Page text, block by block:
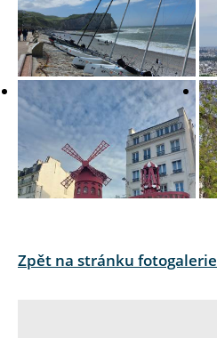
Zpět na stránku fotogalerie